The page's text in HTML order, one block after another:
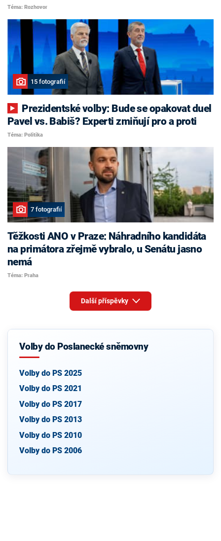
Téma: Rozhovor
15 fotografií
Pavel vs. Babiš? Experti zmiňují pro a proti
Téma: Politika
7 fotografií
Těžkosti ANO v Praze: Náhradního kandidáta
na primátora zřejmě vybralo, u Senátu jasno
nemá
Téma: Praha
Další příspěvky
Volby do Poslanecké sněmovny
Volby do PS 2025
Volby do PS 2021
Volby do PS 2017
Volby do PS 2013
Volby do PS 2010
Volby do PS 2006